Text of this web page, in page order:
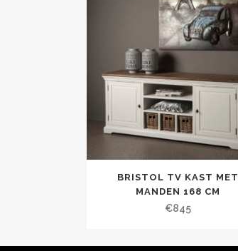
BRISTOL TV KAST MET
MANDEN 168 CM
€845